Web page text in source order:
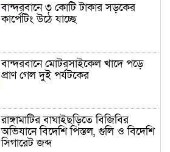
বান্দরবানে ৩ কোটি টাকার সড়কের
কার্পেটিং উঠে যাচ্ছে
বান্দরবানে মোটরসাইকেল খাদে পড়ে
প্রাণ গেল দুই পর্যটকের
রাঙ্গামাটির বাঘাইছড়িতে বিজিবির
অভিযানে বিদেশি পিস্তল, গুলি ও বিদেশি
সিগারেট জব্দ